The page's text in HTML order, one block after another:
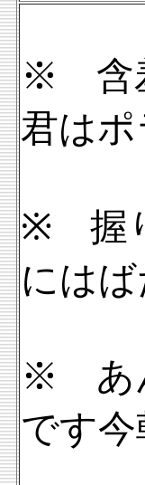
※ 含
君はポ
※ 握
には
※ あ
です